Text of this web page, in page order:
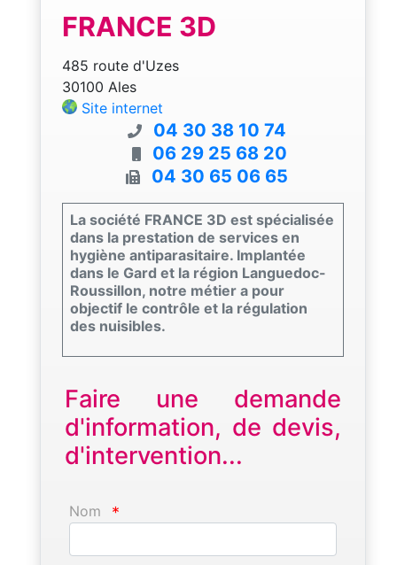
FRANCE 3D
485 route d'Uzes
30100 Ales
Site internet
04 30 38 10 74
06 29 25 68 20
04 30 65 06 65
La société FRANCE 3D est spécialisée
dans la prestation de services en
hygiène antiparasitaire. Implantée
dans le Gard et la région Languedoc-
Roussillon, notre métier a pour
objectif le contrôle et la régulation
des nuisibles.
Faire une demande
d'information, de devis,
d'intervention...
Nom *